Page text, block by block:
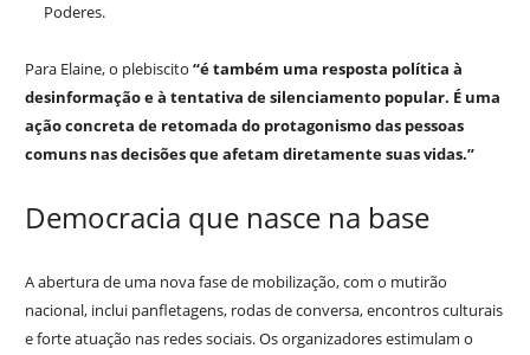
Poderes.
Para Elaine, o plebiscito “é também uma resposta política à
desinformação e à tentativa de silenciamento popular. É uma
ação concreta de retomada do protagonismo das pessoas
comuns nas decisões que afetam diretamente suas vidas.”
Democracia que nasce na base
A abertura de uma nova fase de mobilização, com o mutirão
nacional, inclui panfletagens, rodas de conversa, encontros culturais
e forte atuação nas redes sociais. Os organizadores estimulam o